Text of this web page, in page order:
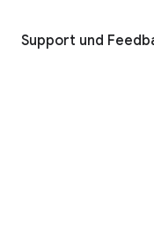
Support und